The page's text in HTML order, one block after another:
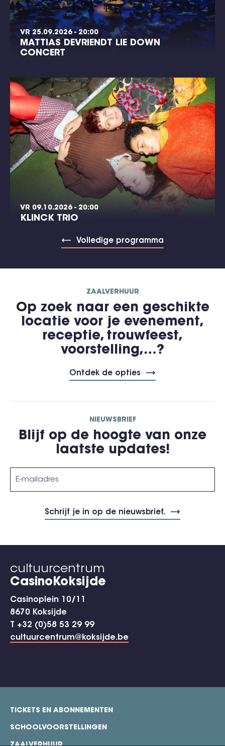
VR 25.09.2026 - 20:00
MATTIAS DEVRIENDT LIE DOWN
CONCERT
VR 09.10.2026 - 20:00
KLINCK TRIO
Volledige programma
ZAALVERHUUR
Op zoek naar een geschikte
locatie voor je evenement,
receptie, trouwfeest,
voorstelling,…?
Ontdek de opties
NIEUWSBRIEF
Blijf op de hoogte van onze
laatste updates!
cultuurcentrum
CasinoKoksijde
Casinoplein 10/11
8670 Koksijde
T +32 (0)58 53 29 99
cultuurcentrum@koksijde.be
footer
TICKETS EN ABONNEMENTEN
SCHOOLVOORSTELLINGEN